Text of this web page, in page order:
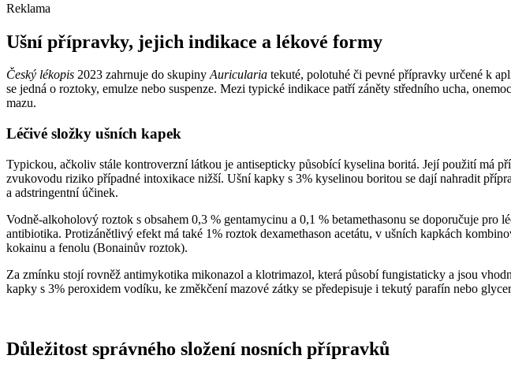
Reklama
Ušní přípravky, jejich indikace a lékové formy
Český lékopis 2023 zahrnuje do skupinyAuricularia tekuté, polotuhé či pevné přípravky určené k
se jedná o roztoky, emulze nebo suspenze. Mezi typické indikace patří záněty středního ucha,
mazu.
Léčivé složky ušních kapek
Typickou, ačkoliv stále kontroverzní látkou je antisepticky působící kyselina boritá. Její použití má
zvukovodu riziko případné intoxikace nižší. Ušní kapky s 3% kyselinou boritou se dají nahradit
a adstringentní účinek.
Vodně-alkoholový roztok s obsahem 0,3 % gentamycinu a 0,1 % betamethasonu se doporučuje pro
antibiotika. Protizánětlivý efekt má také 1% roztok dexamethason acetátu, v ušních kapkách
kokainu a fenolu (Bonainův roztok).
Za zmínku stojí rovněž antimykotika mikonazol a klotrimazol, která působí fungistaticky a jsou
kapky s 3% peroxidem vodíku, ke změkčení mazové zátky se předepisuje i tekutý parafín nebo
Důležitost správného složení nosních přípravků